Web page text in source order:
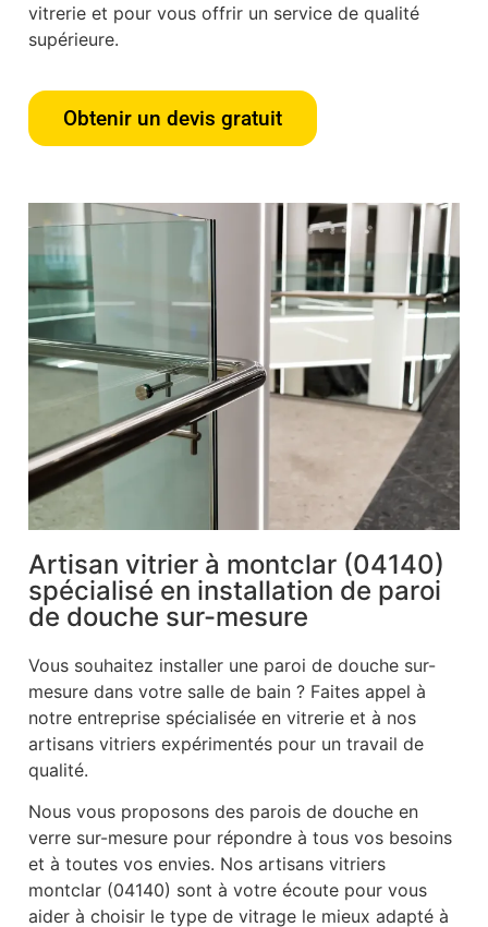
vitrerie et pour vous offrir un service de qualité
supérieure.
Obtenir un devis gratuit
Artisan vitrier à montclar (04140)
spécialisé en installation de paroi
de douche sur-mesure
Vous souhaitez installer une paroi de douche sur-
mesure dans votre salle de bain ? Faites appel à
notre entreprise spécialisée en vitrerie et à nos
artisans vitriers expérimentés pour un travail de
qualité.
Nous vous proposons des parois de douche en
verre sur-mesure pour répondre à tous vos besoins
et à toutes vos envies. Nos artisans vitriers
montclar (04140) sont à votre écoute pour vous
aider à choisir le type de vitrage le mieux adapté à